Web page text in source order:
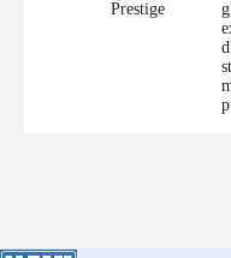
Prestige